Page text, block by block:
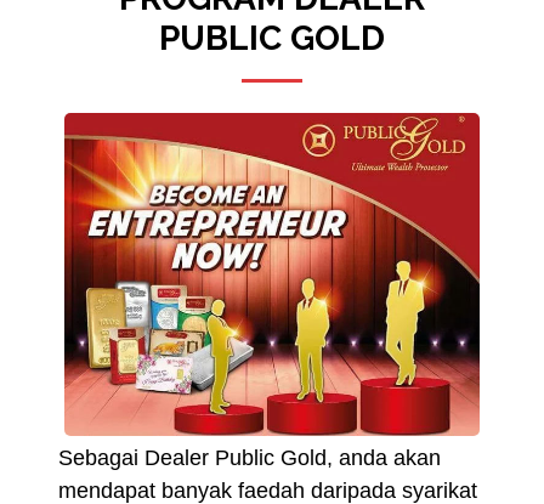
PUBLIC GOLD
Sebagai Dealer Public Gold, anda akan
mendapat banyak faedah daripada syarikat